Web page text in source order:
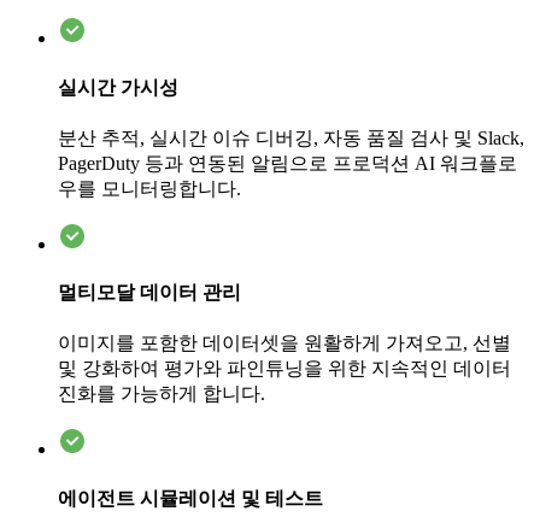
실시간 가시성
분산 추적, 실시간 이슈 디버깅, 자동 품질 검사 및 Slack,
PagerDuty 등과 연동된 알림으로 프로덕션 AI 워크플로
우를 모니터링합니다.
멀티모달 데이터 관리
이미지를 포함한 데이터셋을 원활하게 가져오고, 선별
및 강화하여 평가와 파인튜닝을 위한 지속적인 데이터
진화를 가능하게 합니다.
에이전트 시뮬레이션 및 테스트